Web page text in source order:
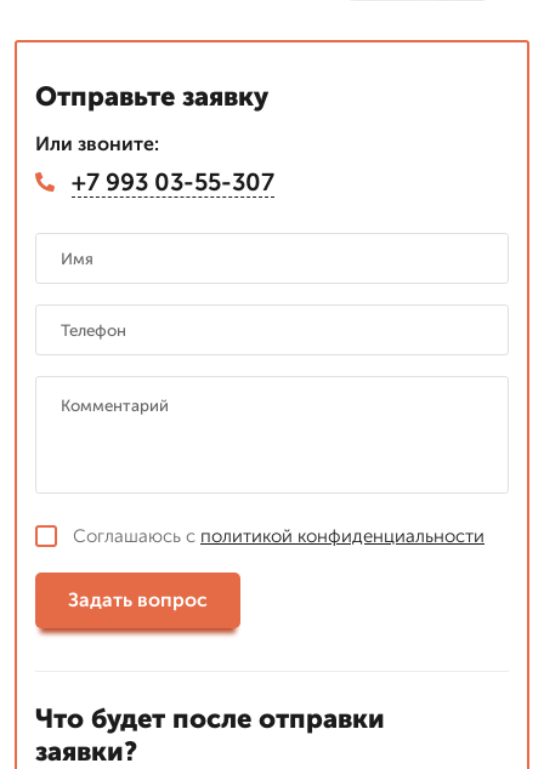
Отправьте заявку
Или звоните:
+7 993 03-55-307
Соглашаюсь с политикой конфиденциальности
Задать вопрос
Что будет после отправки
заявки?